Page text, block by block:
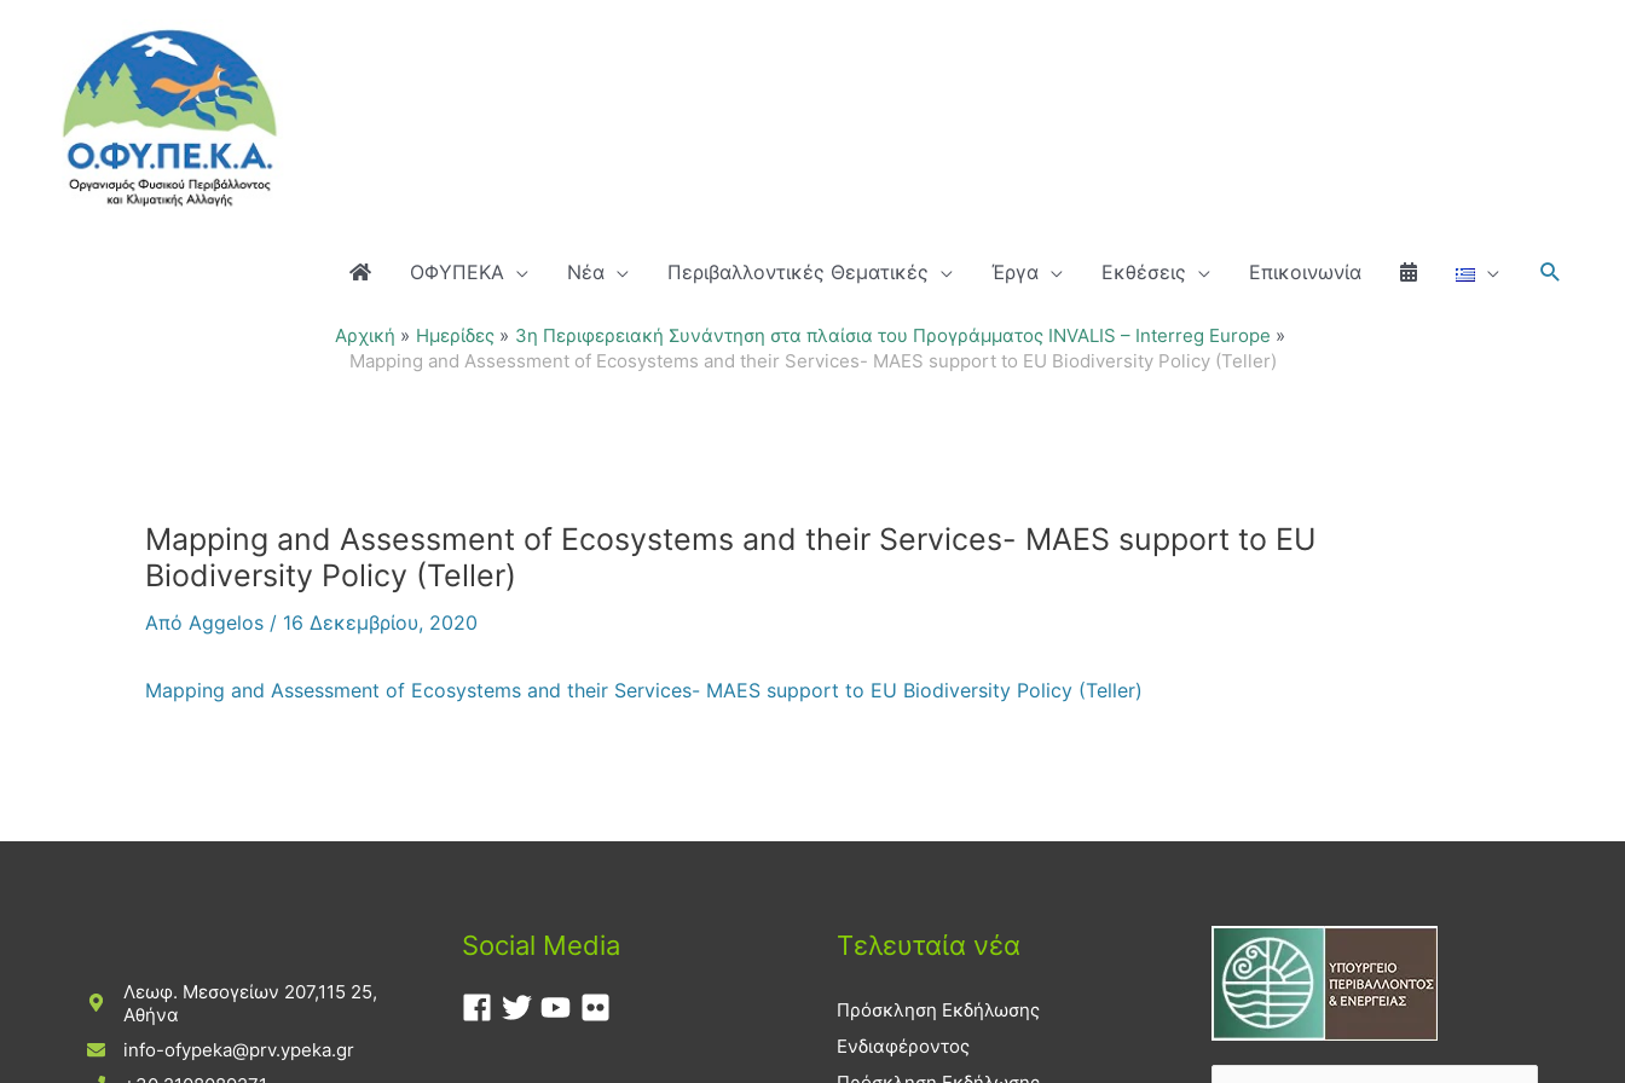
περιεχόμενο
ΟΦΥΠΕΚΑ Νέα Περιβαλλοντικές Θεματικές Έργα Εκθέσεις Επικοινωνία
Αρχική Ημερίδες
3η Περιφερειακή Συνάντηση στα πλαίσια του Προγράμματος INVALIS – Interreg Europe
Mapping and Assessment of Ecosystems and their Services- MAES support to EU Biodiversity Policy (Teller)
Mapping and Assessment of Ecosystems and their Services- MAES support to EU
Biodiversity Policy (Teller)
Από Aggelos / 16 Δεκεμβρίου, 2020
Mapping and Assessment of Ecosystems and their Services- MAES support to EU Biodiversity Policy (Teller)
Λεωφ. Μεσογείων 207,115 25,
Αθήνα
info-ofypeka@prv.ypeka.gr
Social Media Τελευταία νέα
Πρόσκληση Εκδήλωσης
Ενδιαφέροντος